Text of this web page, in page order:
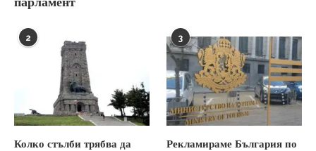
2
Колко стълби трябва да
3
Рекламираме България по